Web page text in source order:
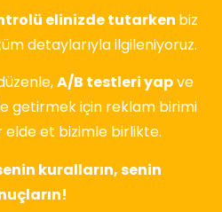
elinizde tutarken biz
detaylarıyla ilgileniyoruz.
A/B testleri yapve
getirmek için reklam birimi
elde et bizimle birlikte.
kuralların, senin